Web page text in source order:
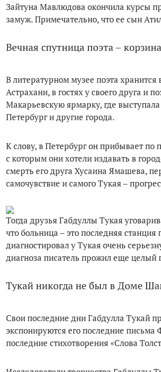
Зайтуна Мавлюдова окончила курсы
замуж. Примечательно, что ее сын
Вечная спутница поэта – корзина
В литературном музее поэта
Астрахани, в гостях у своего друга и
Макарьевскую ярмарку, где
Петербург и другие города.
К слову, в Петербург он прибывает
с которым они хотели издавать в
смерть его друга Хусаина Ямашева,
самочувствие и самого Тукая –
Тогда друзья Габдуллы Тукая
что больница – это последняя
диагностировал у Тукая очень
диагноза писатель прожил еще целый
Тукай никогда не был в Доме
Свои последние дни Габдулла Тукай
экспонируются его последние
последние стихотворения «Слова